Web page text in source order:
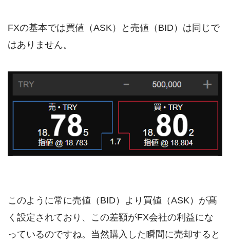
FXの基本では買値（ASK）と売値（BID）は同じで
はありません。
このように常に売値（BID）より買値（ASK）が髙
く設定されており、この差額がFX会社の利益にな
っているのですね。当然購入した瞬間に売却すると